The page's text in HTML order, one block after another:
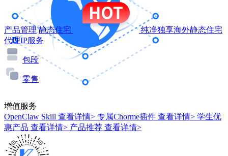
产品管理 静态住宅
纯净独享海外静态住宅
代理IP服务
包段
零售
增值服务
OpenClaw Skill 查看详情> 专属Chorme插件 查看详情> 学生优
惠产品 查看详情> 产品推荐 查看详情>